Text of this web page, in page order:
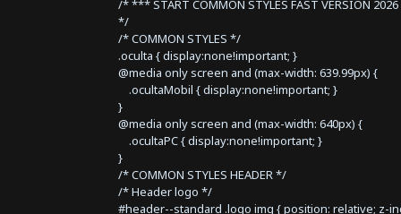
/* *** START COMMON STYLES FAST VERSION
*/
/* COMMON STYLES */
.oculta { display:none!important; }
@media only screen and (max-width: 639.99px) {
.ocultaMobil { display:none!important; }
}
@media only screen and (max-width: 640px) {
.ocultaPC { display:none!important; }
}
/* COMMON STYLES HEADER */
/* Header logo */
#header--standard .logo img { position: relative; z-